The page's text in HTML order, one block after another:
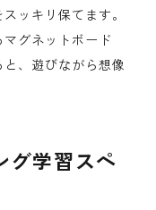
ッキリ保てます。
グネットボード
、遊びながら想像
学習スペ